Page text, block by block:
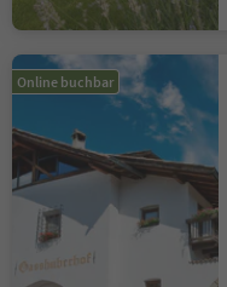
Online buchbar